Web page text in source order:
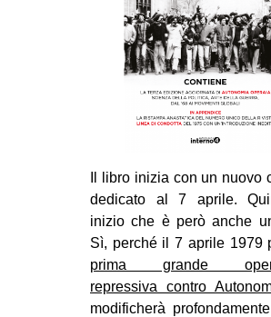
tw
bsky
ms
SEARCH
Il libro inizia con un nuovo
dedicato al 7 aprile.
inizio che è però anche
Sì, perché il 7 aprile 1979
prima grande
repressiva contro
modificherà